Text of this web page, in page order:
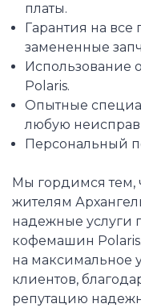
платы.
Гарантия на
замененные
Использование
Polaris.
Опытные
любую
Персональный
Мы гордимся тем,
жителям
надежные услуги
кофемашин
на максимальное
клиентов,
репутацию